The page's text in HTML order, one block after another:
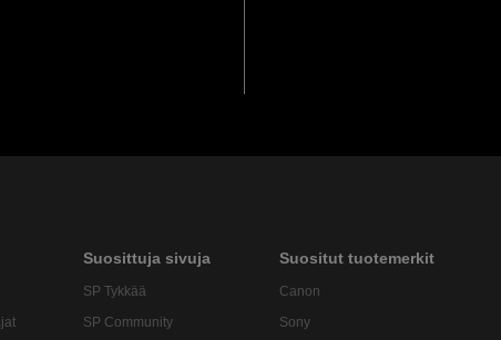
Suosittuja sivuja
SP Tykkää
SP Community
Suositut tuotemerkit
Canon
Sony